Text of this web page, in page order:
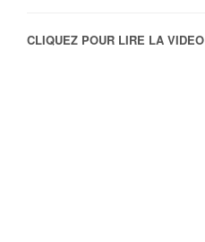
CLIQUEZ POUR LIRE LA VIDEO